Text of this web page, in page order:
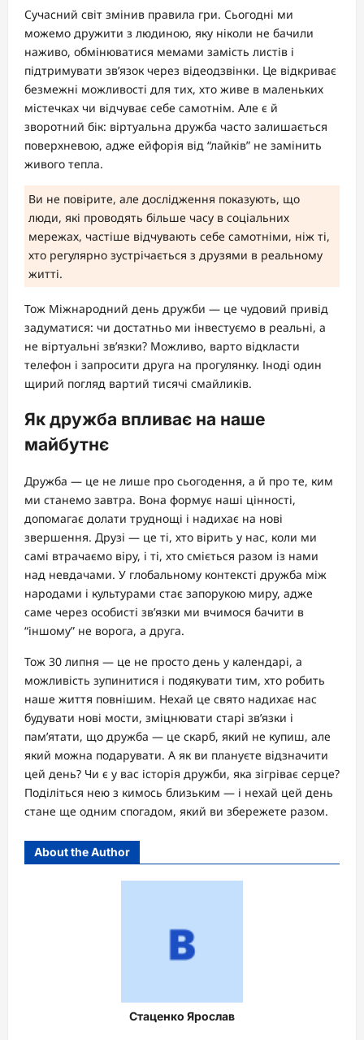
Сучасний світ змінив правила гри. Сьогодні ми
можемо дружити з людиною, яку ніколи не бачили
наживо, обмінюватися мемами замість листів і
підтримувати зв’язок через відеодзвінки. Це відкриває
безмежні можливості для тих, хто живе в маленьких
містечках чи відчуває себе самотнім. Але є й
зворотний бік: віртуальна дружба часто залишається
поверхневою, адже ейфорія від “лайків” не замінить
живого тепла.
Ви не повірите, але дослідження показують, що
люди, які проводять більше часу в соціальних
мережах, частіше відчувають себе самотніми, ніж ті,
хто регулярно зустрічається з друзями в реальному
житті.
Тож Міжнародний день дружби — це чудовий привід
задуматися: чи достатньо ми інвестуємо в реальні, а
не віртуальні зв’язки? Можливо, варто відкласти
телефон і запросити друга на прогулянку. Іноді один
щирий погляд вартий тисячі смайликів.
Як дружба впливає на наше
майбутнє
Дружба — це не лише про сьогодення, а й про те, ким
ми станемо завтра. Вона формує наші цінності,
допомагає долати труднощі і надихає на нові
звершення. Друзі — це ті, хто вірить у нас, коли ми
самі втрачаємо віру, і ті, хто сміється разом із нами
над невдачами. У глобальному контексті дружба між
народами і культурами стає запорукою миру, адже
саме через особисті зв’язки ми вчимося бачити в
“іншому” не ворога, а друга.
Тож 30 липня — це не просто день у календарі, а
можливість зупинитися і подякувати тим, хто робить
наше життя повнішим. Нехай це свято надихає нас
будувати нові мости, зміцнювати старі зв’язки і
пам’ятати, що дружба — це скарб, який не купиш, але
який можна подарувати. А як ви плануєте відзначити
цей день? Чи є у вас історія дружби, яка зігріває серце?
Поділіться нею з кимось близьким — і нехай цей день
стане ще одним спогадом, який ви збережете разом.
About the Author
Стаценко Ярослав